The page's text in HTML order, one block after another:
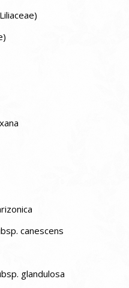
canescens
glandulosa